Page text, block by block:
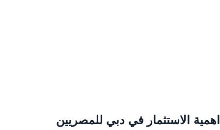
الاستثمار في دبي للمصريين